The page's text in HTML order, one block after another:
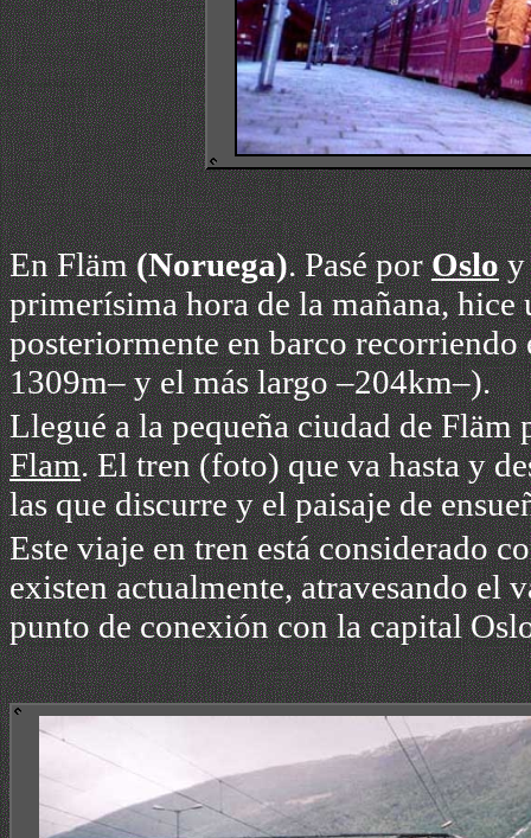
En Fläm(Noruega). Pasé porOsloy
primerísima hora de la mañana,
posteriormente en barco recorriendo
1309m– y el más largo –204km–).
Llegué a la pequeña ciudad de
Flam. El tren (foto) que va hasta y
las que discurre y el paisaje de
Este viaje entrenestá considerado
existen actualmente, atravesando el
punto de conexión con la capital